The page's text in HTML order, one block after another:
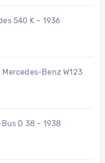
540 K – 1936
Mercedes-Benz W123
D 38 – 1938